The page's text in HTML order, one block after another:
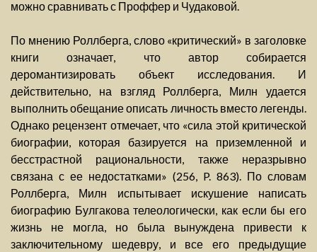
можно сравнивать с Проффер и Чудаковой.
По мнению Роллберга, слово «критический» в заголовке
книги означает, что автор собирается
деромантизировать объект исследования. И
действительно, на взгляд Роллберга, Милн удается
выполнить обещание описать личность вместо легенды.
Однако рецензент отмечает, что «сила этой критической
биографии, которая базируется на приземленной и
бесстрастной рациональности, также неразрывно
связана с ее недостатками» (256, P. 863). По словам
Роллберга, Милн испытывает искушение написать
биографию Булгакова телеологически, как если бы его
жизнь не могла, но была вынуждена привести к
заключительному шедевру, и все его предыдущие